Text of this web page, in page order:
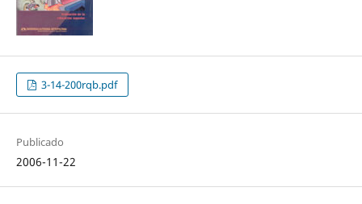
3-14-200rqb.pdf
Publicado
2006-11-22